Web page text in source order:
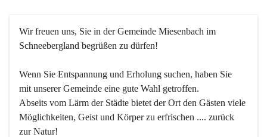
Wir freuen uns, Sie in der Gemeinde Miesenbach im
Schneebergland begrüßen zu dürfen!
Wenn Sie Entspannung und Erholung suchen, haben Sie
mit unserer Gemeinde eine gute Wahl getroffen.
Abseits vom Lärm der Städte bietet der Ort den Gästen viele
Möglichkeiten, Geist und Körper zu erfrischen .... zurück
zur Natur!